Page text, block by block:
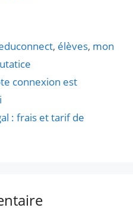
, élèves, mon
connexion est
: frais et tarif de